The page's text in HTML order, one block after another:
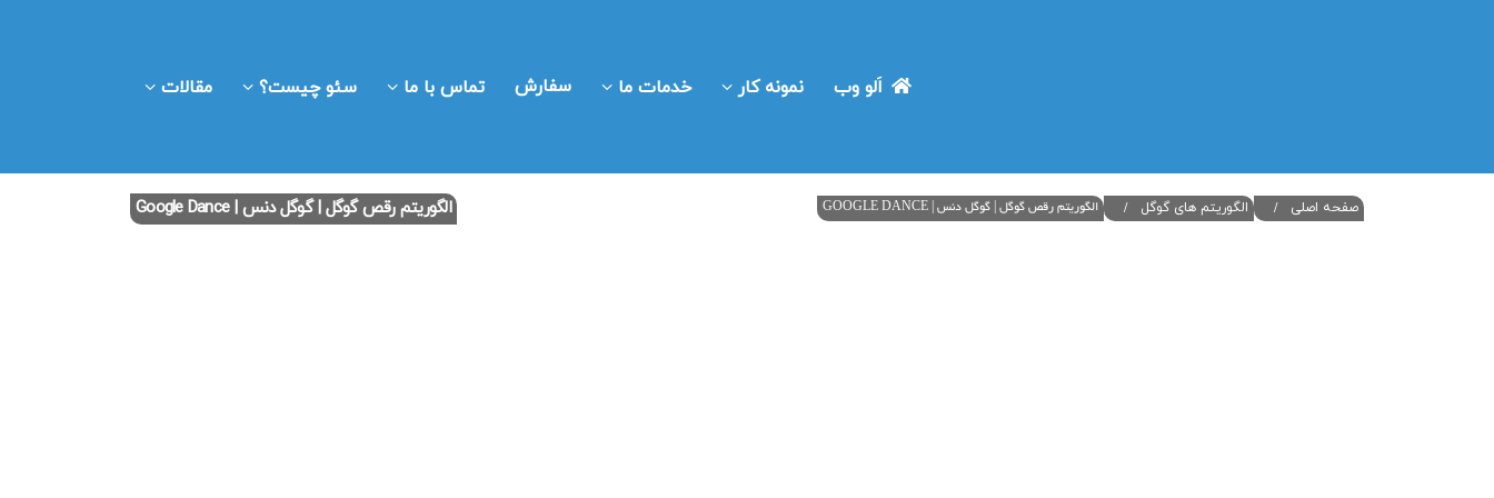
اَلو وب نمونه کار خدمات ما سفارش تماس با ما سئو چیست؟ مقالات
الگوریتم رقص گوگل | گوگل دنس | Google Dance صفحه اصلی الگوریتم های گوگل الگوریتم رقص گوگل | گوگل دنس | GOOGLE DANCE